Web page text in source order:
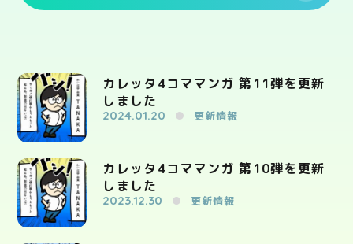
カレッタ4コママンガ 第11弾を更新
しました
2024.01.20 更新情報
カレッタ4コママンガ 第10弾を更新
しました
2023.12.30 更新情報